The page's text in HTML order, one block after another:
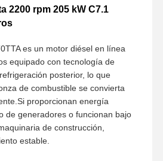
2200 rpm 205 kW C7.1
es un motor diésel en línea
equipado con tecnología de
posterior, lo que
de combustible se convierta
proporcionan energía
de generadores o funcionan bajo
de construcción,
estable.